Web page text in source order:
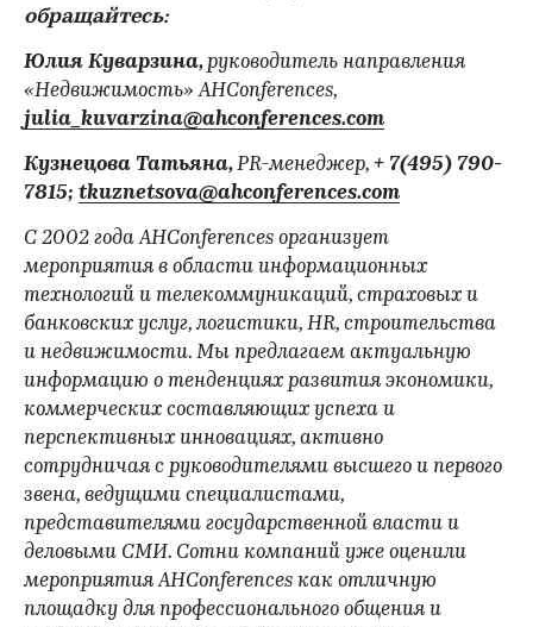
обращайтесь:
Юлия Куварзина,руководитель направления
«Недвижимость» AHConferences,
julia_kuvarzina@ahconferences.com
Кузнецова Татьяна,PR-менеджер, + 7(495) 790-
7815; tkuznetsova@ahconferences.com
С 2002 года AHConferences организует
мероприятия в области информационных
технологий и телекоммуникаций, страховых и
банковских услуг, логистики, HR, строительства
и недвижимости. Мы предлагаем актуальную
информацию о тенденциях развития экономики,
коммерческих составляющих успеха и
перспективных инновациях, активно
сотрудничая с руководителями высшего и первого
звена, ведущими специалистами,
представителями государственной власти и
деловыми СМИ. Сотни компаний уже оценили
мероприятия AHConferences как отличную
площадку для профессионального общения и